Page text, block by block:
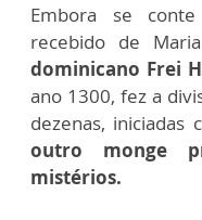
Embora se
recebido de
dominicano Frei
ano 1300, fez a
dezenas, iniciadas
outro monge
mistérios.